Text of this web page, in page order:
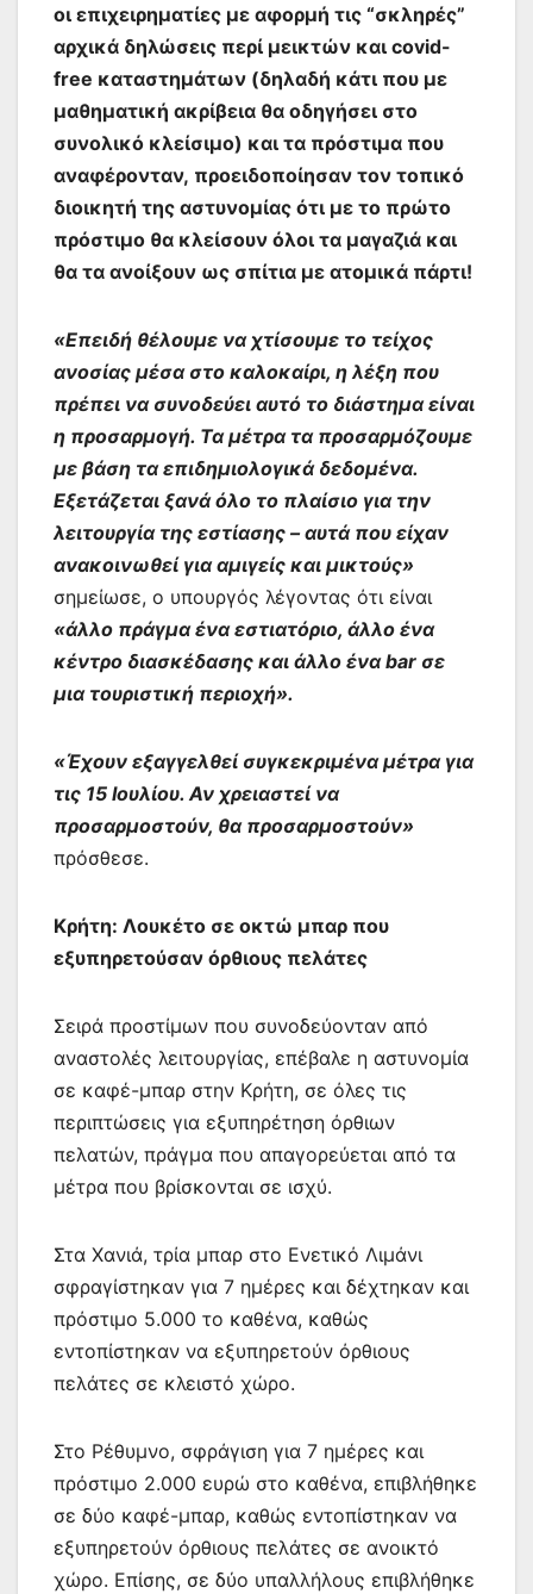
οι επιχειρηματίες με αφορμή τις “σκληρές”
αρχικά δηλώσεις περί μεικτών και covid-
free καταστημάτων (δηλαδή κάτι που με
μαθηματική ακρίβεια θα οδηγήσει στο
συνολικό κλείσιμο) και τα πρόστιμα που
αναφέρονταν, προειδοποίησαν τον τοπικό
διοικητή της αστυνομίας ότι με το πρώτο
πρόστιμο θα κλείσουν όλοι τα μαγαζιά και
θα τα ανοίξουν ως σπίτια με ατομικά πάρτι!
«Επειδή θέλουμε να χτίσουμε το τείχος
ανοσίας μέσα στο καλοκαίρι, η λέξη που
πρέπει να συνοδεύει αυτό το διάστημα είναι
η προσαρμογή. Τα μέτρα τα προσαρμόζουμε
με βάση τα επιδημιολογικά δεδομένα.
Εξετάζεται ξανά όλο το πλαίσιο για την
λειτουργία της εστίασης – αυτά που είχαν
ανακοινωθεί για αμιγείς και μικτούς»
σημείωσε, ο υπουργός λέγοντας ότι είναι
«άλλο πράγμα ένα εστιατόριο, άλλο ένα
κέντρο διασκέδασης και άλλο ένα bar σε
μια τουριστική περιοχή».
«Έχουν εξαγγελθεί συγκεκριμένα μέτρα για
τις 15 Ιουλίου. Αν χρειαστεί να
προσαρμοστούν, θα προσαρμοστούν»
πρόσθεσε.
Κρήτη: Λουκέτο σε οκτώ μπαρ που
εξυπηρετούσαν όρθιους πελάτες
Σειρά προστίμων που συνοδεύονταν από
αναστολές λειτουργίας, επέβαλε η αστυνομία
σε καφέ-μπαρ στην Κρήτη, σε όλες τις
περιπτώσεις για εξυπηρέτηση όρθιων
πελατών, πράγμα που απαγορεύεται από τα
μέτρα που βρίσκονται σε ισχύ.
Στα Χανιά, τρία μπαρ στο Ενετικό Λιμάνι
σφραγίστηκαν για 7 ημέρες και δέχτηκαν και
πρόστιμο 5.000 το καθένα, καθώς
εντοπίστηκαν να εξυπηρετούν όρθιους
πελάτες σε κλειστό χώρο.
Στο Ρέθυμνο, σφράγιση για 7 ημέρες και
πρόστιμο 2.000 ευρώ στο καθένα, επιβλήθηκε
σε δύο καφέ-μπαρ, καθώς εντοπίστηκαν να
εξυπηρετούν όρθιους πελάτες σε ανοικτό
χώρο. Επίσης, σε δύο υπαλλήλους επιβλήθηκε